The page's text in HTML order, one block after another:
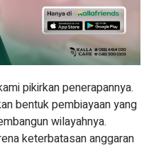
pikirkan penerapannya.
bentuk pembiayaan yang
wilayahnya.
keterbatasan anggaran